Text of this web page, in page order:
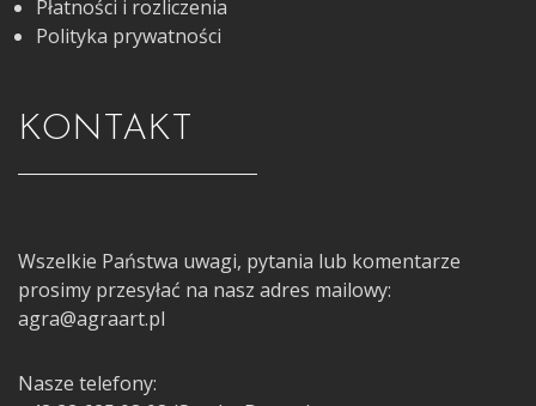
Płatności i rozliczenia
Polityka prywatności
KONTAKT
Wszelkie Państwa uwagi, pytania lub komentarze
prosimy przesyłać na nasz adres mailowy:
agra@agraart.pl
Nasze telefony: